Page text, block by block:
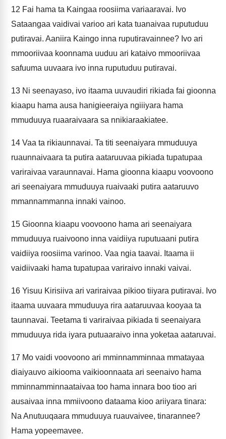
12 Fai hama ta Kaingaa roosiima variaaravai. Ivo
Sataangaa vaidivai varioo ari kata tuanaivaa ruputuduu
putiravai. Aaniira Kaingo inna ruputiravainnee? Ivo ari
mmooriivaa koonnama uuduu ari kataivo mmooriivaa
safuuma uuvaara ivo inna ruputuduu putiravai.
13 Ni seenayaso, ivo itaama uuvaudiri rikiada fai gioonna
kiaapu hama ausa hanigieeraiya ngiiiyara hama
mmuduuya ruaaraivaara sa nnikiaraakiatee.
14 Vaa ta rikiaunnavai. Ta titi seenaiyara mmuduuya
ruaunnaivaara ta putira aataruuvaa pikiada tupatupaa
variraivaa varaunnavai. Hama gioonna kiaapu voovoono
ari seenaiyara mmuduuya ruaivaaki putira aataruuvo
mmannammanna innaki vainoo.
15 Gioonna kiaapu voovoono hama ari seenaiyara
mmuduuya ruaivoono inna vaidiiya ruputuaani putira
vaidiiya roosiima varinoo. Vaa ngia taavai. Itaama ii
vaidiivaaki hama tupatupaa variraivo innaki vaivai.
16 Yisuu Kirisiiva ari variraivaa pikioo tiiyara putiravai. Ivo
itaama uuvaara mmuduuya rira aataruuvaa kooyaa ta
taunnavai. Teetama ti variraivaa pikiada ti seenaiyara
mmuduuya rida iyara putuaaraivo inna yoketaa aataruvai.
17 Mo vaidi voovoono ari mminnamminnaa mmatayaa
diaiyauvo aikiooma vaikioonnaata ari seenaivo hama
mminnamminnaataivaa too hama innara boo tioo ari
ausaivaa inna mmiivoono dataama kioo ariiyara tinara:
Na Anutuuqaara mmuduuya ruauvaivee, tinarannee?
Hama yopeemavee.